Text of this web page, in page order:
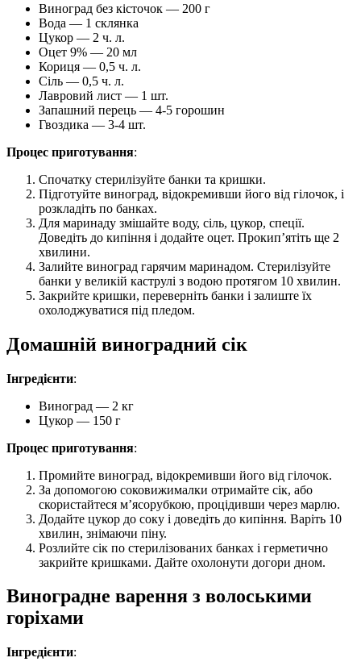
Виноград без кісточок — 200 г
Вода — 1 склянка
Цукор — 2 ч. л.
Оцет 9% — 20 мл
Кориця — 0,5 ч. л.
Сіль — 0,5 ч. л.
Лавровий лист — 1 шт.
Запашний перець — 4-5 горошин
Гвоздика — 3-4 шт.
Процес приготування:
Спочатку стерилізуйте банки та кришки.
Підготуйте виноград, відокремивши його від гілочок, і
розкладіть по банках.
Для маринаду змішайте воду, сіль, цукор, спеції.
Доведіть до кипіння і додайте оцет. Прокип’ятіть ще 2
хвилини.
Залийте виноград гарячим маринадом. Стерилізуйте
банки у великій каструлі з водою протягом 10 хвилин.
Закрийте кришки, переверніть банки і залиште їх
охолоджуватися під пледом.
Домашній виноградний сік
Інгредієнти:
Виноград — 2 кг
Цукор — 150 г
Процес приготування:
Промийте виноград, відокремивши його від гілочок.
За допомогою соковижималки отримайте сік, або
скористайтеся м’ясорубкою, процідивши через марлю.
Додайте цукор до соку і доведіть до кипіння. Варіть 10
хвилин, знімаючи піну.
Розлийте сік по стерилізованих банках і герметично
закрийте кришками. Дайте охолонути догори дном.
Виноградне варення з волоськими
горіхами
Інгредієнти: